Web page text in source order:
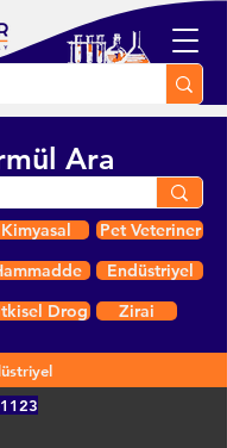
Ara
Kimyasal
Pet Veteriner
Endüstriyel
Drog Zirai